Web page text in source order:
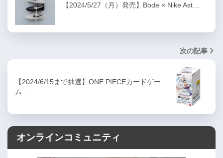
【2024/5/27（月）発売】Bode × Nike Ast…
次の記事
【2024/6/15まで抽選】ONE PIECEカードゲー
ム …
オンラインコミュニティ